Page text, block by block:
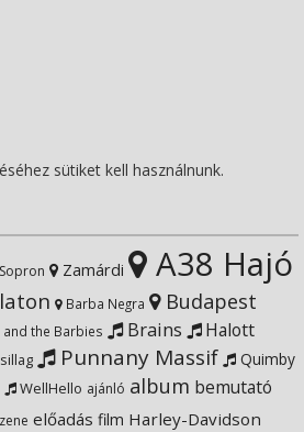
sütiket kell használnunk.
Sopron Zamárdi A38 Hajó
Barba Negra
Budapest
and the Barbies Brains
Halott
Punnany Massif Quimby
WellHello ajánló album bemutató
előadás film Harley-Davidson